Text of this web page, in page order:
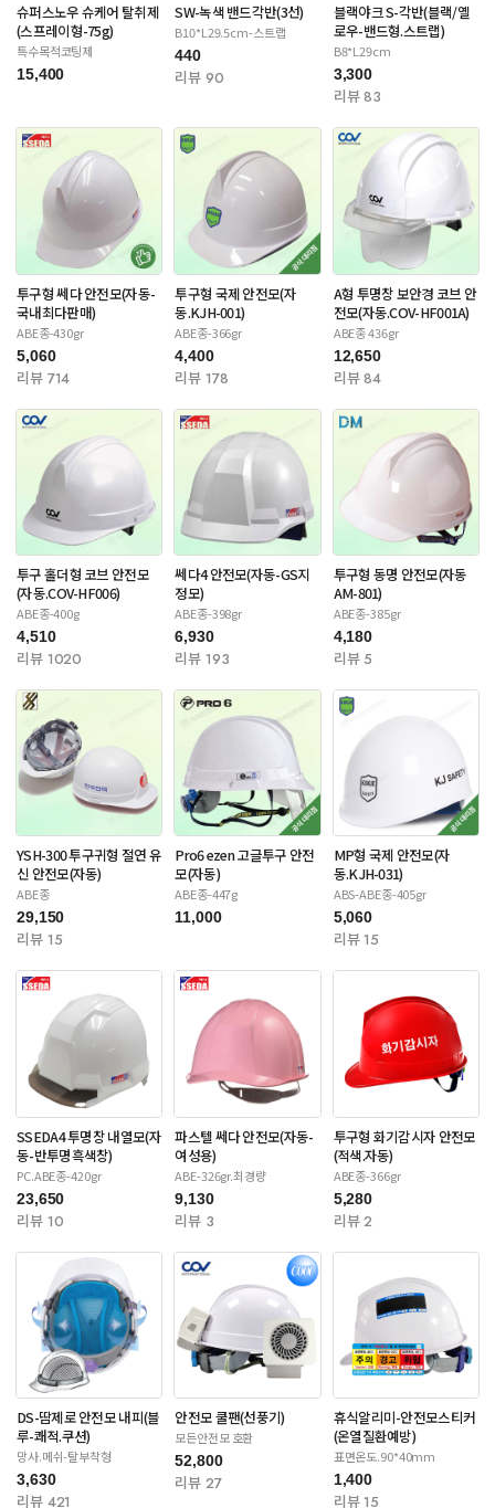
슈퍼스노우 슈케어 탈취제
(스프레이형-75g)
특수목적코팅제
15,400
SW-녹색 밴드각반(3선)
B10*L29.5cm-스트랩
440
리뷰 90
블랙야크 S-각반(블랙/옐
로우-밴드형.스트랩)
B8*L29cm
3,300
리뷰 83
투구형 쎄다 안전모(자동-
국내최다판매)
ABE종-430gr
5,060
리뷰 714
투구형 국제 안전모(자
동.KJH-001)
ABE종-366gr
4,400
리뷰 178
A형 투명창 보안경 코브 안
전모(자동.COV-HF001A)
ABE종 436gr
12,650
리뷰 84
투구 홀더형 코브 안전모
(자동.COV-HF006)
ABE종-400g
4,510
리뷰 1020
쎄다4 안전모(자동-GS지
정모)
ABE종-398gr
6,930
리뷰 193
투구형 동명 안전모(자동
AM-801)
ABE종-385gr
4,180
리뷰 5
YSH-300 투구귀형 절연 유
신 안전모(자동)
ABE종
29,150
리뷰 15
Pro6 ezen 고글투구 안전
모(자동)
ABE종-447g
11,000
MP형 국제 안전모(자
동.KJH-031)
ABS-ABE종-405gr
5,060
리뷰 15
SSEDA4 투명창 내열모(자
동-반투명흑색창)
PC.ABE종-420gr
23,650
리뷰 10
파스텔 쎄다 안전모(자동-
여성용)
ABE-326gr.최경량
9,130
리뷰 3
투구형 화기감시자 안전모
(적색.자동)
ABE종-366gr
5,280
리뷰 2
DS-땀제로 안전모 내피(블
루-쾌적.쿠션)
망사.메쉬-탈부착형
3,630
리뷰 421
안전모 쿨팬(선풍기)
모든안전모 호환
52,800
리뷰 27
휴식알리미-안전모스티커
(온열질환예방)
표면온도.90*40mm
1,400
리뷰 15